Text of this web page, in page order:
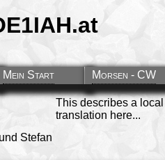
Mein Start Morsen - CW
Stefan
This describes a
translation here...